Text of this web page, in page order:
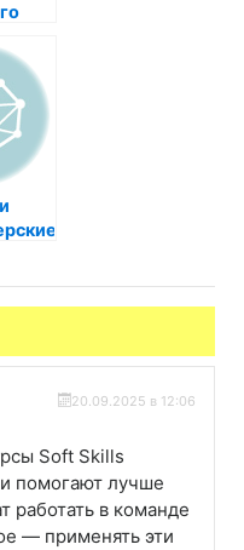
20.09.2025 в 12:06
Soft Skills
помогают лучше
работать в команде
— применять эти